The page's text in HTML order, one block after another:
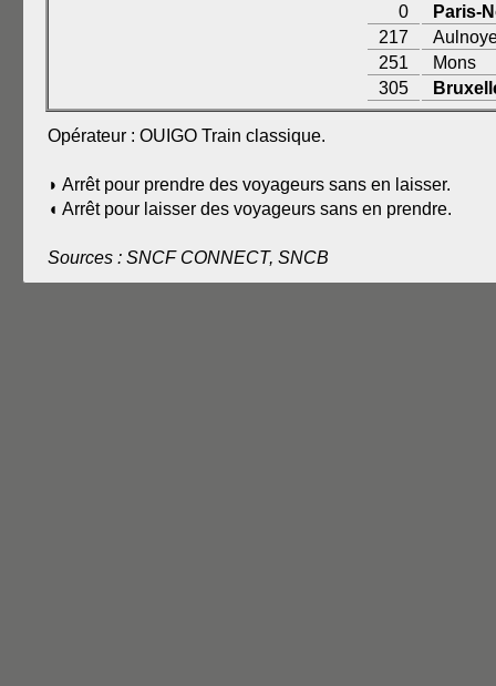
0
Paris-
217
251
Mons
305
Opérateur : OUIGO Train classique.
◗ Arrêt pour prendre des voyageurs sans en laisser.
◖ Arrêt pour laisser des voyageurs sans en prendre.
Sources : SNCF CONNECT, SNCB